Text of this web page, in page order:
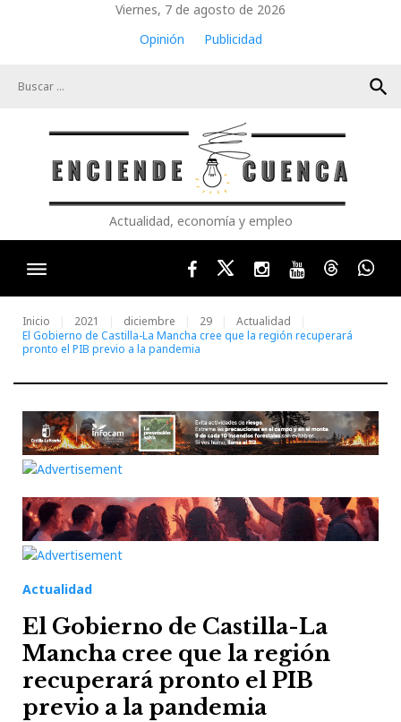
Viernes, 7 de agosto de 2026
Opinión
Publicidad
search
Actualidad, economía y empleo
FacebookTwitterInstagram
YoutubeThreads
Inicio 2021 diciembre 29
Actualidad
El Gobierno de Castilla-La Mancha cree que la región recuperará
pronto el PIB previo a la pandemia
Actualidad
El Gobierno de Castilla-La
Mancha cree que la región
recuperará pronto el PIB
previo a la pandemia